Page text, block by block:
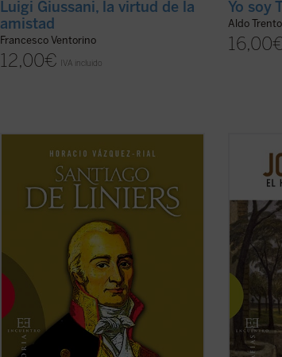
Luigi Giussani, la virtud de la
amistad
Francesco Ventorino
12,00€ IVA incluido
Yo soy
Aldo Trento
16,00
Horacio Vázquez-Rial nos ofrece, con
estilo vibrante y documentación inédita,
la biografía más cercana de Santiago de
Liniers. De origen noble francés, entró al
servicio de la Armada española y acabó
convirtiéndose en virrey del virreinato ...
Dos
Gaspar
del más
volumen